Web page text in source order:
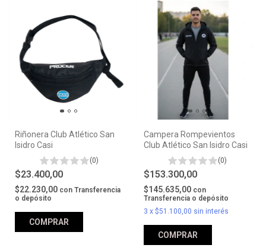
Riñonera Club Atlético San
Isidro Casi
(0)
$23.400,00
$22.230,00 con Transferencia
o depósito
COMPRAR
Campera Rompevientos
Club Atlético San Isidro Casi
(0)
$153.300,00
$145.635,00 con
Transferencia o depósito
3 x $51.100,00 sin interés
COMPRAR